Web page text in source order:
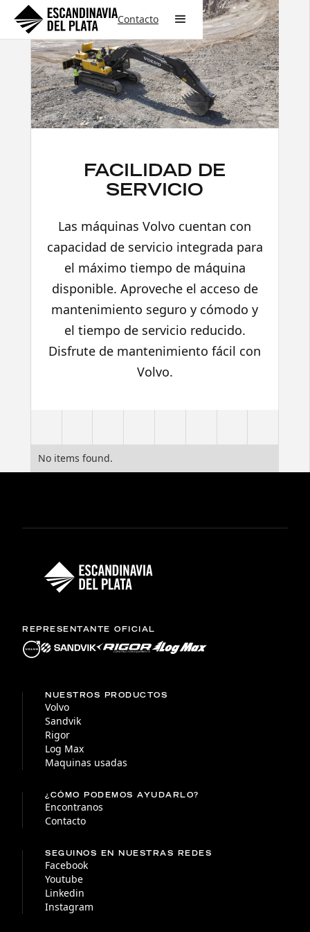
Contacto
FACILIDAD DE
SERVICIO
Las máquinas Volvo cuentan con
capacidad de servicio integrada para
el máximo tiempo de máquina
disponible. Aproveche el acceso de
mantenimiento seguro y cómodo y
el tiempo de servicio reducido.
Disfrute de mantenimiento fácil con
Volvo.
No items found.
REPRESENTANTE OFICIAL
NUESTROS PRODUCTOS
Volvo
Sandvik
Rigor
Log Max
Maquinas usadas
¿CÓMO PODEMOS AYUDARLO?
Encontranos
Contacto
SEGUINOS EN NUESTRAS REDES
Facebook
Youtube
Linkedin
Instagram